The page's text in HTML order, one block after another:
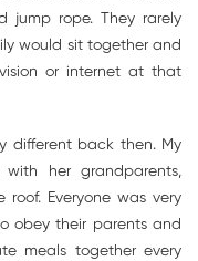
jump rope. They rarely
would sit together and
or internet at that
different back then. My
her grandparents,
Everyone was very
obey their parents and
meals together every